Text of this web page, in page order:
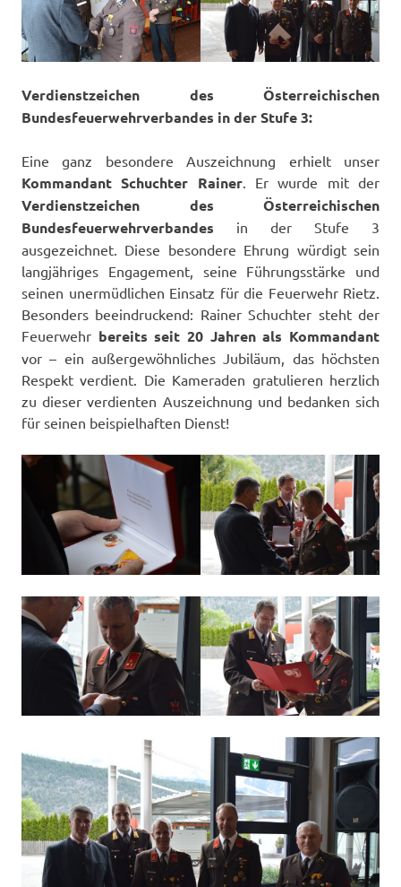
Verdienstzeichen des Österreichischen
Bundesfeuerwehrverbandes in der Stufe 3:
Eine ganz besondere Auszeichnung erhielt unser
Kommandant Schuchter Rainer. Er wurde mit der
Verdienstzeichen des Österreichischen
Bundesfeuerwehrverbandes in der Stufe 3
ausgezeichnet. Diese besondere Ehrung würdigt sein
langjähriges Engagement, seine Führungsstärke und
seinen unermüdlichen Einsatz für die Feuerwehr Rietz.
Besonders beeindruckend: Rainer Schuchter steht der
Feuerwehr bereits seit 20 Jahren als Kommandant
vor – ein außergewöhnliches Jubiläum, das höchsten
Respekt verdient. Die Kameraden gratulieren herzlich
zu dieser verdienten Auszeichnung und bedanken sich
für seinen beispielhaften Dienst!